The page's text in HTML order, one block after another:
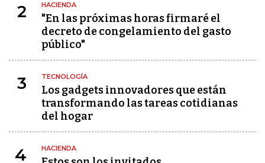
2 HACIENDA
"En las próximas horas firmaré el
decreto de congelamiento del gasto
público"
3 TECNOLOGÍA
Los gadgets innovadores que están
transformando las tareas cotidianas
del hogar
4 HACIENDA